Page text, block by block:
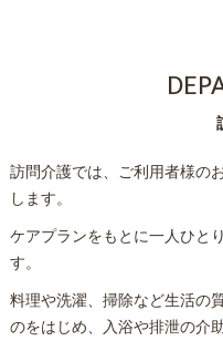
訪問介護では、ご利用者様の
します。
ケアプランをもとに一人ひと
す。
料理や洗濯、掃除など生活の
のをはじめ、入浴や排泄の介